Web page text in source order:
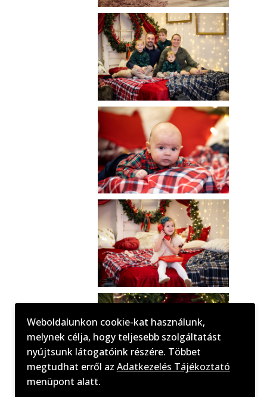
Weboldalunkon cookie-kat használunk,
melynek célja, hogy teljesebb szolgáltatást
nyújtsunk látogatóink részére. Többet
megtudhat erről az Adatkezelés Tájékoztató
menüpont alatt.